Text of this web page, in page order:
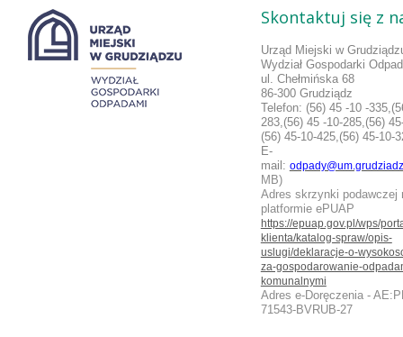
Skontaktuj się z
Urząd Miejski w
Wydział Gospodarki
ul. Chełmińska 68
86-300 Grudziądz
Telefon: (56) 45 -10 -
283,(56) 45 -10-285,(56)
(56) 45-10-425,(56) 45-10-
E-
mail:
MB)
Adres skrzynki podawczej
platformie ePUAP
https://epuap.gov.pl/wps/
klienta/katalog-spraw/opis-
uslugi/deklaracje-o-
za-gospodarowanie-
komunalnymi
Adres e-Doręczenia -
71543-BVRUB-27